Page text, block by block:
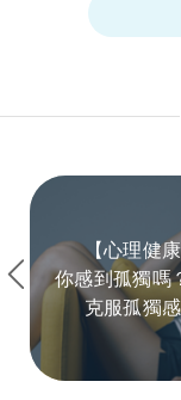
【心理健
你感到孤獨嗎
克服孤獨